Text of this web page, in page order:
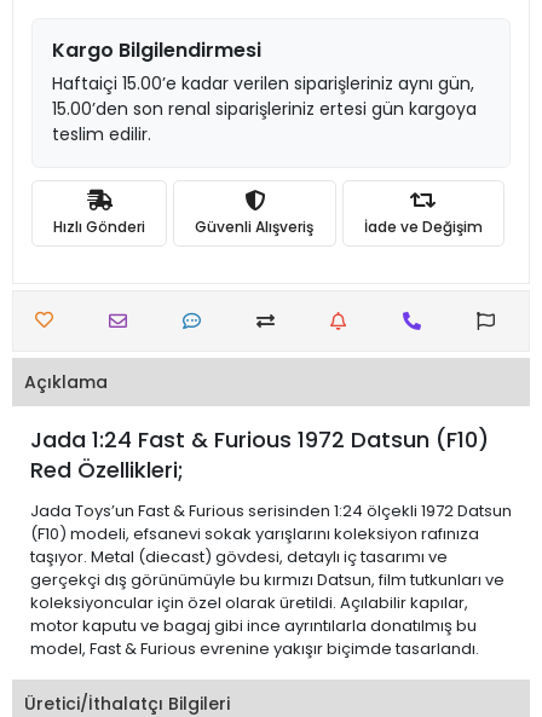
Kargo Bilgilendirmesi
Haftaiçi 15.00’e kadar verilen siparişleriniz aynı gün,
15.00’den son renal siparişleriniz ertesi gün kargoya
teslim edilir.
Hızlı Gönderi Güvenli Alışveriş İade ve Değişim
Açıklama
Jada 1:24 Fast & Furious 1972 Datsun (F10)
Red Özellikleri;
Jada Toys’un Fast & Furious serisinden 1:24 ölçekli 1972 Datsun
(F10) modeli, efsanevi sokak yarışlarını koleksiyon rafınıza
taşıyor. Metal (diecast) gövdesi, detaylı iç tasarımı ve
gerçekçi dış görünümüyle bu kırmızı Datsun, film tutkunları ve
koleksiyoncular için özel olarak üretildi. Açılabilir kapılar,
motor kaputu ve bagaj gibi ince ayrıntılarla donatılmış bu
model, Fast & Furious evrenine yakışır biçimde tasarlandı.
Üretici/İthalatçı Bilgileri